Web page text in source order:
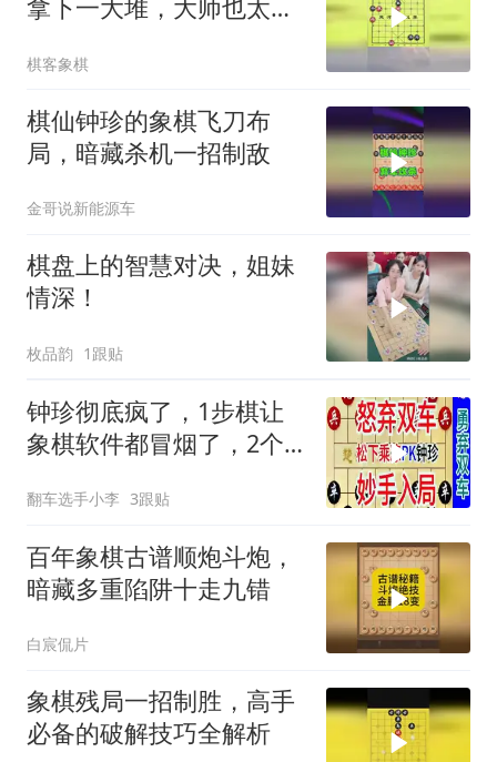
拿下一大堆，大师也太厉
棋客象棋
棋仙钟珍的象棋飞刀布
局，暗藏杀机一招制敌
金哥说新能源车
棋盘上的智慧对决，姐妹
情深！
枚品韵 1跟贴
钟珍彻底疯了，1步棋让
象棋软件都冒烟了，2个
翻车选手小李 3跟贴
百年象棋古谱顺炮斗炮，
暗藏多重陷阱十走九错
白宸侃片
象棋残局一招制胜，高手
必备的破解技巧全解析